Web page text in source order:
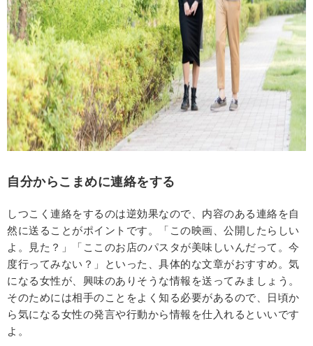
自分からこまめに連絡をする
しつこく連絡をするのは逆効果なので、内容のある連絡を自
然に送ることがポイントです。「この映画、公開したらしい
よ。見た？」「ここのお店のパスタが美味しいんだって。今
度行ってみない？」といった、具体的な文章がおすすめ。気
になる女性が、興味のありそうな情報を送ってみましょう。
そのためには相手のことをよく知る必要があるので、日頃か
ら気になる女性の発言や行動から情報を仕入れるといいです
よ。